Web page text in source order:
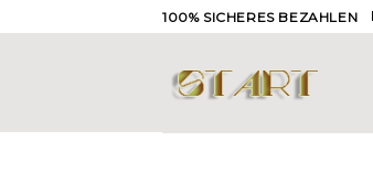
to
100% SICHERES BEZAHLEN